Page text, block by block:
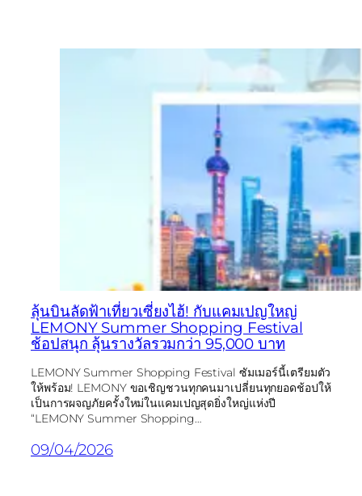
ลุ้นบินลัดฟ้าเที่ยวเซี่ยงไฮ้! กับแคมเปญใหญ่
LEMONY Summer Shopping Festival
ช้อปสนุก ลุ้นรางวัลรวมกว่า 95,000 บาท
LEMONY Summer Shopping Festival ซัมเมอร์นี้เตรียมตัว
ให้พร้อม! LEMONY ขอเชิญชวนทุกคนมาเปลี่ยนทุกยอดช้อปให้
เป็นการผจญภัยครั้งใหม่ในแคมเปญสุดยิ่งใหญ่แห่งปี
“LEMONY Summer Shopping…
09/04/2026